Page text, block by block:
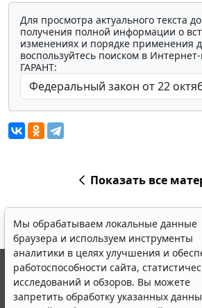
Для просмотра актуального текста
получения полной информации о
изменениях и порядке применения
воспользуйтесь поиском в
ГАРАНТ:
Показать все
Мы обрабатываем локальные данные
браузера и используем инструменты
аналитики в целях улучшения и
работоспособности сайта,
исследований и обзоров. Вы можете
запретить обработку указанных
© ООО "НПП "ГАРАНТ-СЕРВИС", 2026.
выпускается с 1990 года. Компания